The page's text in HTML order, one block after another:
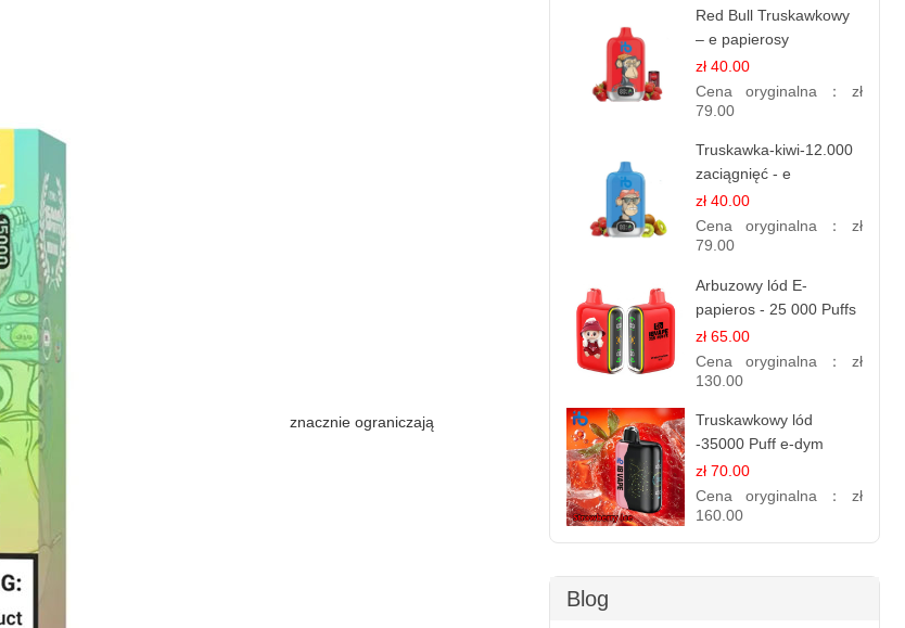
znacznie ograniczają
Red Bull Truskawkowy
– e papierosy
jednorazowe
zł 40.00
Cena oryginalna： zł
79.00
Truskawka-kiwi-12.000
zaciągnięć - e
papierosy jednorazowe
zł 40.00
Cena oryginalna： zł
79.00
Arbuzowy lód E-
papieros - 25 000 Puffs
zł 65.00
Cena oryginalna： zł
130.00
Truskawkowy lód
-35000 Puff e-dym
zł 70.00
Cena oryginalna： zł
160.00
Blog